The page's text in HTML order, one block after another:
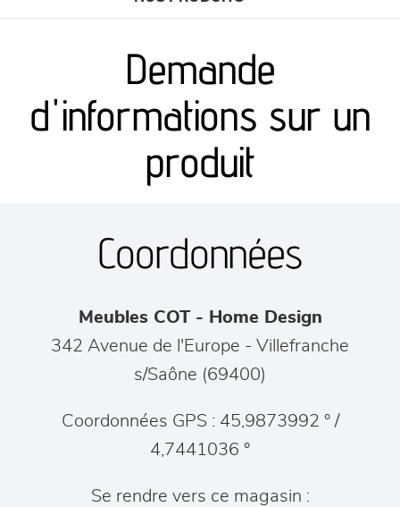
canapés et fauteuils
séjours
meubles de complément
chambres et dressing
décoration
Demande
d'informations sur un
produit
Coordonnées
Meubles COT - Home Design
342 Avenue de l'Europe - Villefranche
s/Saône (69400)
Coordonnées GPS : 45,9873992 ° /
4,7441036 °
Se rendre vers ce magasin :